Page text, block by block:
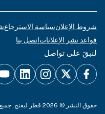
شروط الإعلانسياسة الاسترجاع
قواعد نشر الإعلاناتاتصل بنا
لنبقَ على تواصل
حقوق النشر © 2026 قطر ليفنج. جميع الحقوق محفوظة.